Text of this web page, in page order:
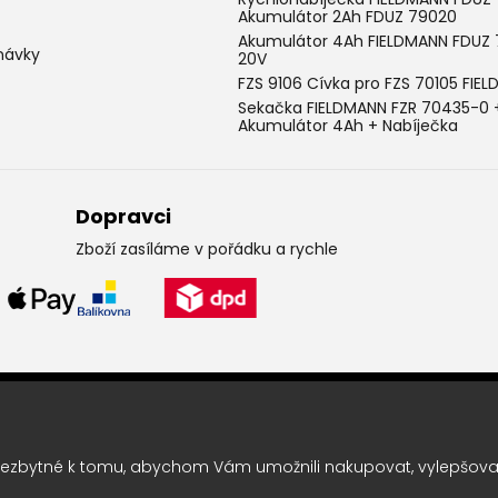
Akumulátor 2Ah FDUZ 79020
Akumulátor 4Ah FIELDMANN
20V
FZS 9106 Cívka pro FZS 70105
Sekačka FIELDMANN FZR 70435-0
Akumulátor 4Ah + Nabíječka
Dopravci
Zboží zasíláme v pořádku a rychle
k tomu, abychom Vám umožnili nakupovat,